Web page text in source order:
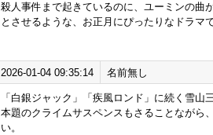
殺人事件まで起きているのに、ユーミンの曲
とさせるような、お正月にぴったりなドラマで
2026-01-04 09:35:14 名前無し
「白銀ジャック」「疾風ロンド」に続く雪山
本題のクライムサスペンスもさることながら
い。